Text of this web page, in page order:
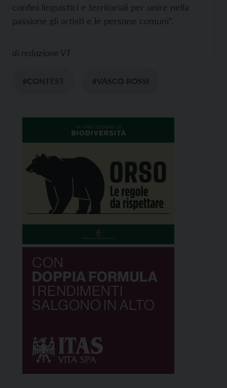
confini linguistici e territoriali per unire nella
passione gli artisti e le persone comuni”.
di redazione VT
#CONTEST #VASCO ROSSI